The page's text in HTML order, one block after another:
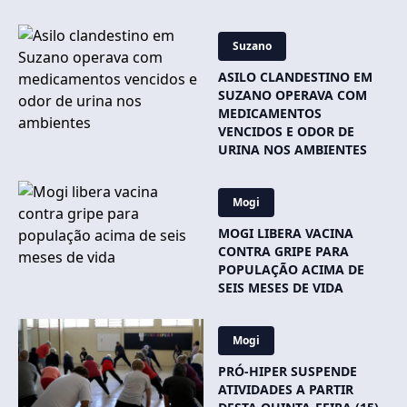
Suzano
ASILO CLANDESTINO EM
SUZANO OPERAVA COM
MEDICAMENTOS
VENCIDOS E ODOR DE
URINA NOS AMBIENTES
Mogi
MOGI LIBERA VACINA
CONTRA GRIPE PARA
POPULAÇÃO ACIMA DE
SEIS MESES DE VIDA
Mogi
PRÓ-HIPER SUSPENDE
ATIVIDADES A PARTIR